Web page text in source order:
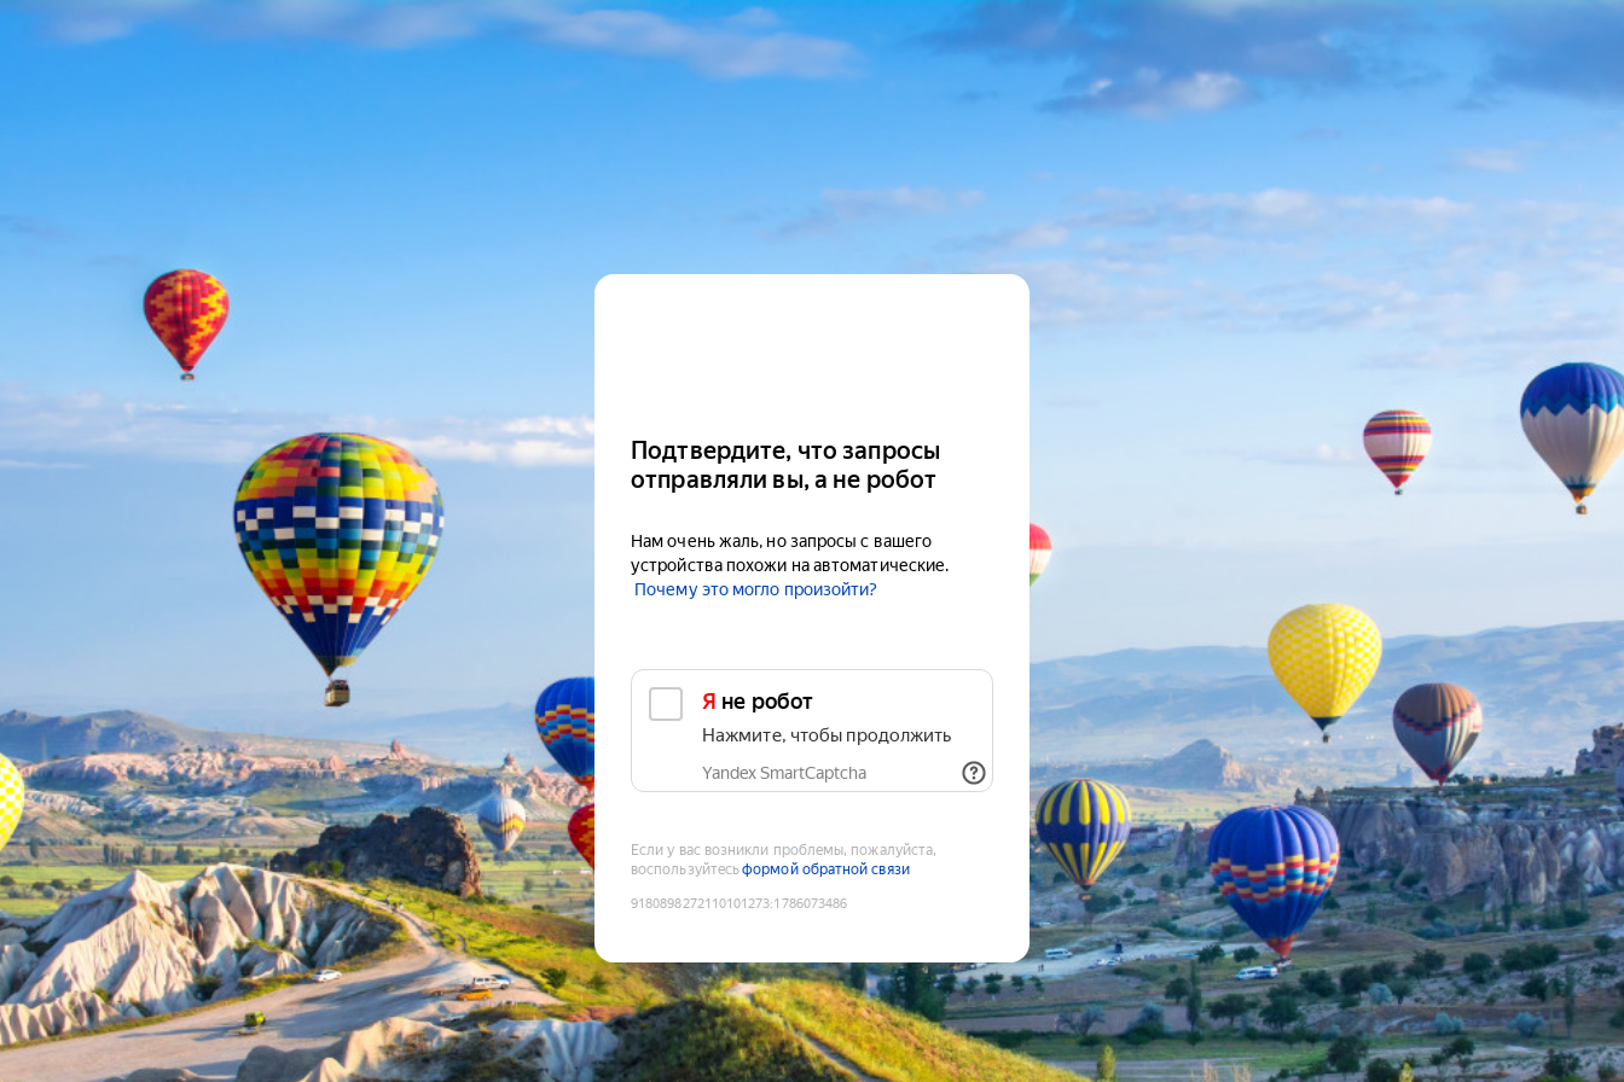
Подтвердите, что запросы
отправляли вы, а не робот
Нам очень жаль, но запросы с вашего
устройства похожи на автоматические.
Почему это могло произойти?
Я не робот
Нажмите, чтобы продолжить
Yandex SmartCaptcha
Если у вас возникли проблемы, пожалуйста,
воспользуйтесьформой обратной связи
9180898272110101273:1786073486